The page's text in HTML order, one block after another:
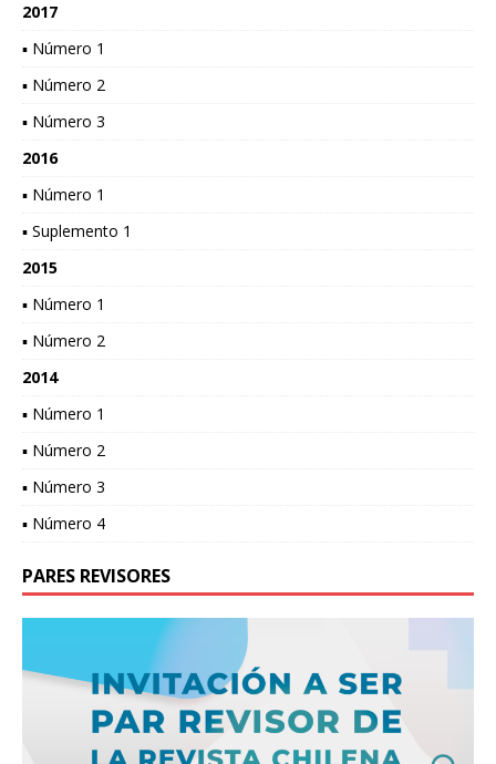
2017
▪ Número 1
▪ Número 2
▪ Número 3
2016
▪ Número 1
▪ Suplemento 1
2015
▪ Número 1
▪ Número 2
2014
▪ Número 1
▪ Número 2
▪ Número 3
▪ Número 4
PARES REVISORES